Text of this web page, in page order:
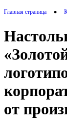
Главная страница •
от